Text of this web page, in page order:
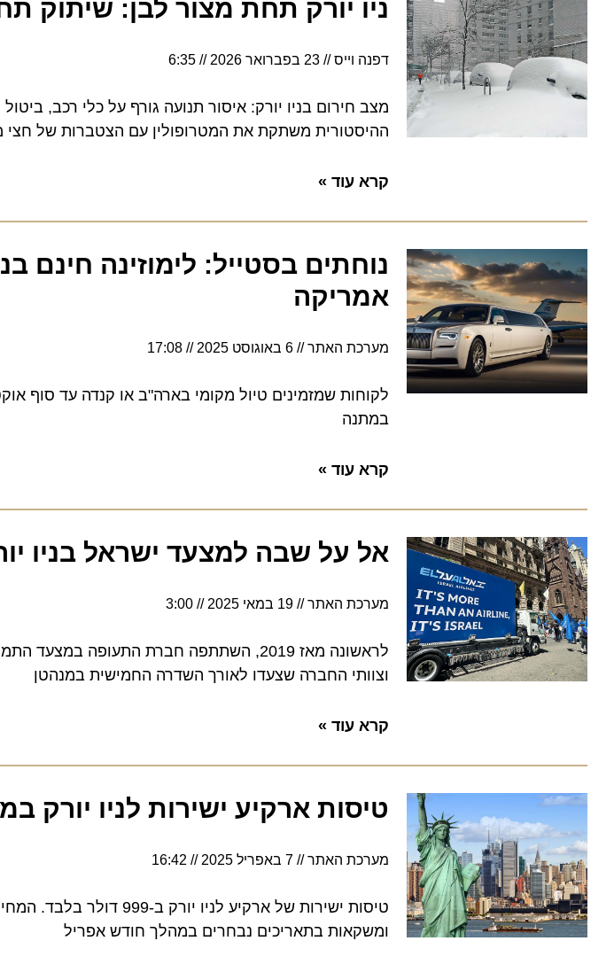
ניו יורק תחת מצור לבן: שיתוק
דפנה וייס 23 בפברואר 2026 6:35
מצב חירום בניו יורק: איסור תנועה גורף על כלי רכב, ביטול
ההיסטורית משתקת את המטרופולין עם הצטברות של חצי
קרא עוד »
נוחתים בסטייל: לימוזינה חינם
אמריקה
מערכת האתר 6 באוגוסט 2025 17:08
לקוחות שמזמינים טיול מקומי בארה"ב או קנדה עד סוף
במתנה
קרא עוד »
אל על שבה למצעד ישראל בניו
מערכת האתר 19 במאי 2025 3:00
לראשונה מאז 2019, השתתפה חברת התעופה
וצוותי החברה שצעדו לאורך השדרה החמישית במנהטן
קרא עוד »
טיסות ארקיע ישירות לניו יורק
מערכת האתר 7 באפריל 2025 16:42
ומשקאות בתאריכים נבחרים במהלך חודש אפריל